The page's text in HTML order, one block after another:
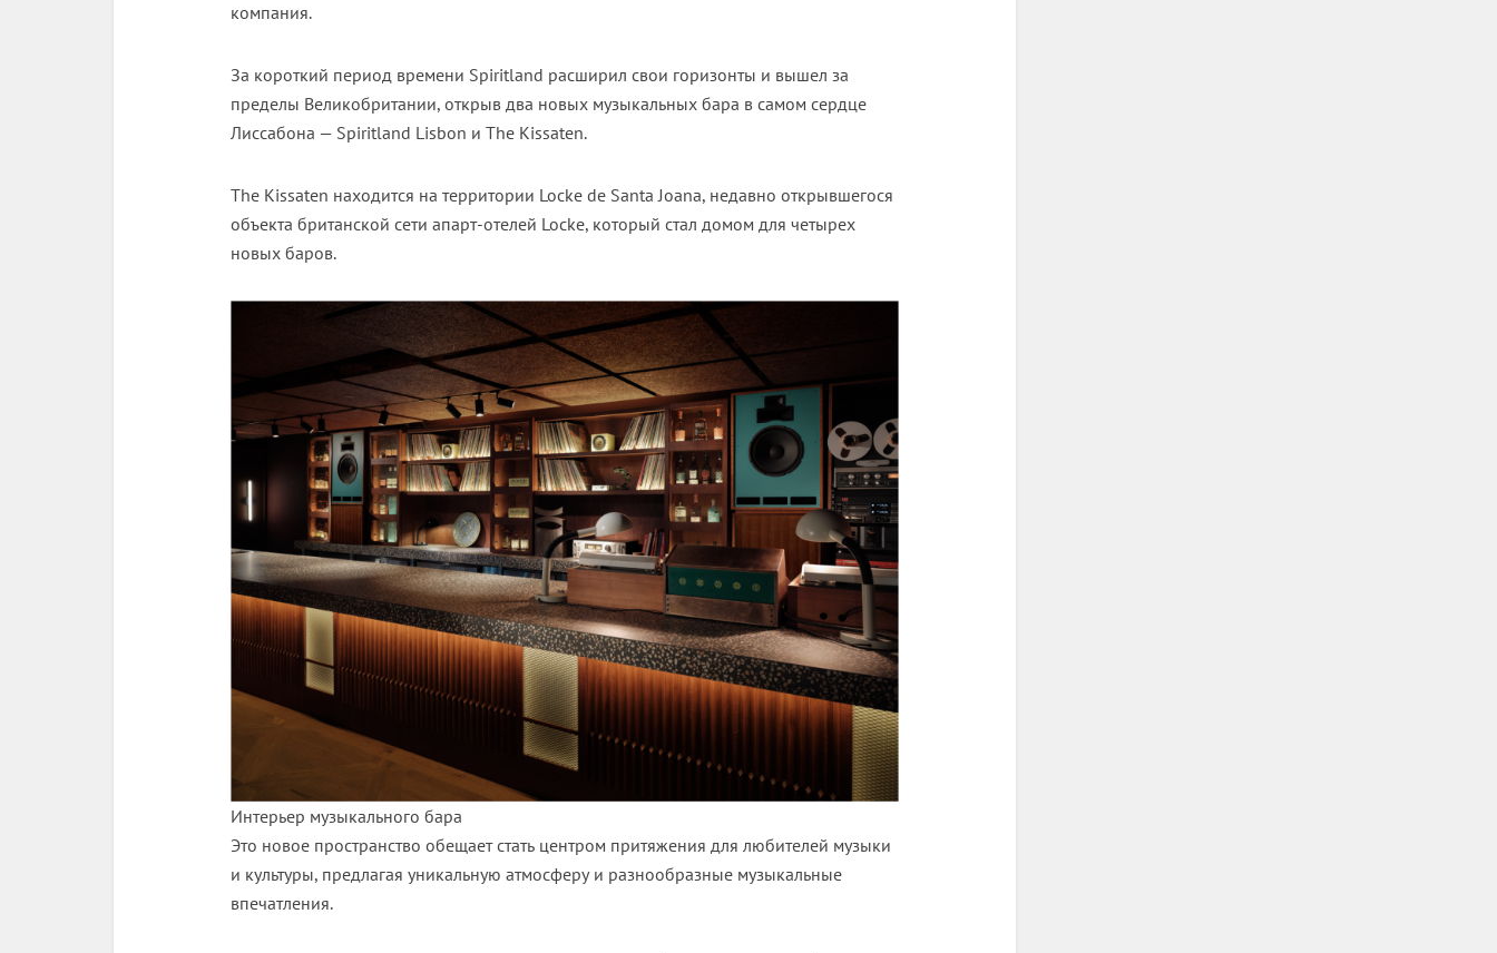
компания.
За короткий период времени Spiritland расширил свои горизонты и вышел за
пределы Великобритании, открыв два новых музыкальных бара в самом сердце
Лиссабона — Spiritland Lisbon и The Kissaten.
The Kissaten находится на территории Locke de Santa Joana, недавно открывшегося
объекта британской сети апарт-отелей Locke, который стал домом для четырех
новых баров.
Интерьер музыкального бара
Это новое пространство обещает стать центром притяжения для любителей музыки
и культуры, предлагая уникальную атмосферу и разнообразные музыкальные
впечатления.